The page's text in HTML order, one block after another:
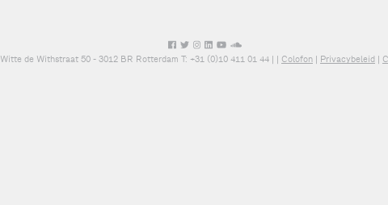
Witte de Withstraat 50 - 3012 BR Rotterdam T: +31 (0)10 411 01 44 | Colofon| Privacybeleid